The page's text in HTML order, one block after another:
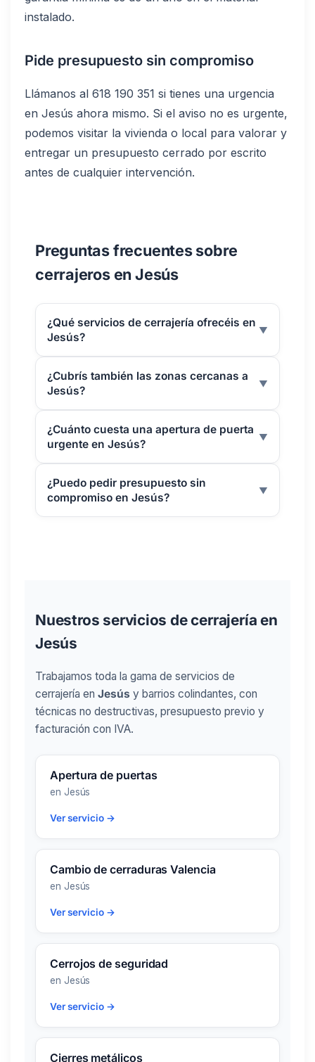
instalado.
Pide presupuesto sin compromiso
Llámanos al 618 190 351 si tienes una urgencia
en Jesús ahora mismo. Si el aviso no es urgente,
podemos visitar la vivienda o local para valorar y
entregar un presupuesto cerrado por escrito
antes de cualquier intervención.
Preguntas frecuentes sobre
cerrajeros en Jesús
¿Qué servicios de cerrajería ofrecéis en
Jesús?
▼
¿Cubrís también las zonas cercanas a
Jesús?
▼
¿Cuánto cuesta una apertura de puerta
urgente en Jesús?
▼
¿Puedo pedir presupuesto sin
compromiso en Jesús?
▼
Nuestros servicios de cerrajería en
Jesús
Trabajamos toda la gama de servicios de
cerrajería en Jesús y barrios colindantes, con
técnicas no destructivas, presupuesto previo y
facturación con IVA.
Apertura de puertas
en Jesús
Ver servicio →
Cambio de cerraduras Valencia
en Jesús
Ver servicio →
Cerrojos de seguridad
en Jesús
Ver servicio →
Cierres metálicos